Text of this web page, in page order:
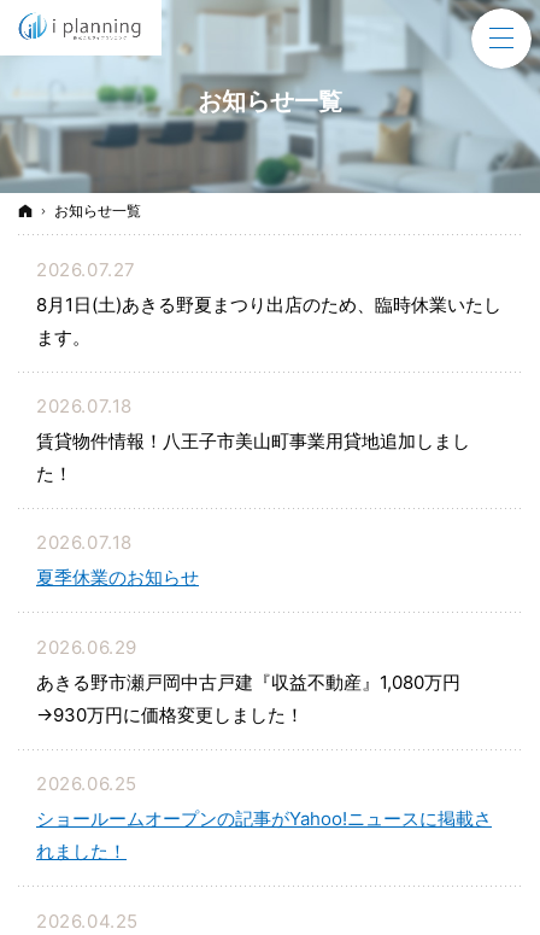
お知らせ一覧
ホーム
お知らせ一覧
2026.07.27
8月1日(土)あきる野夏まつり出店のため、臨時休業いたし
ます。
2026.07.18
賃貸物件情報！八王子市美山町事業用貸地追加しまし
た！
2026.07.18
夏季休業のお知らせ
2026.06.29
あきる野市瀬戸岡中古戸建『収益不動産』1,080万円
→930万円に価格変更しました！
2026.06.25
ショールームオープンの記事がYahoo!ニュースに掲載さ
れました！
2026.04.25